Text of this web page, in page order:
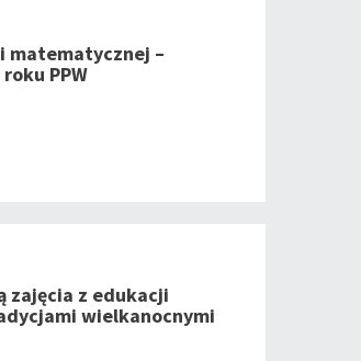
matematycznej –
PPW
zajęcia z edukacji
wielkanocnymi